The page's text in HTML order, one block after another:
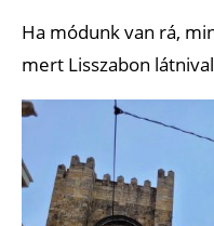
Ha módunk van rá,
mert Lisszabon